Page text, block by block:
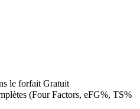
le forfait Gratuit
(Four Factors, eFG%, TS%